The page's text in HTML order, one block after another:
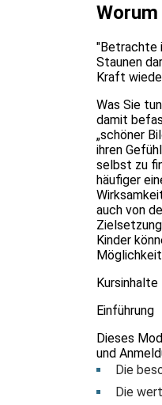
"Betrachte
Staunen
Kraft
Was Sie
damit
„schöner
ihren
selbst zu
häufiger
auch von
Kinder
Kursinhalte
Einführung
Dieses
und
Die
Die